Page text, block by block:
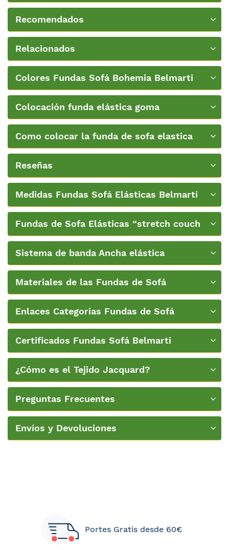
Recomendados
Relacionados
Colores Fundas Sofá Bohemia Belmarti
Colocación funda elástica goma
Como colocar la funda de sofa elastica
Reseñas
Medidas Fundas Sofá Elásticas Belmarti
Fundas de Sofa Elásticas “stretch couch
Sistema de banda Ancha elástica
Materiales de las Fundas de Sofá
Enlaces Categorias Fundas de Sofá
Certificados Fundas Sofá Belmarti
¿Cómo es el Tejido Jacquard?
Preguntas Frecuentes
Envíos y Devoluciones
Portes Gratis desde 60€